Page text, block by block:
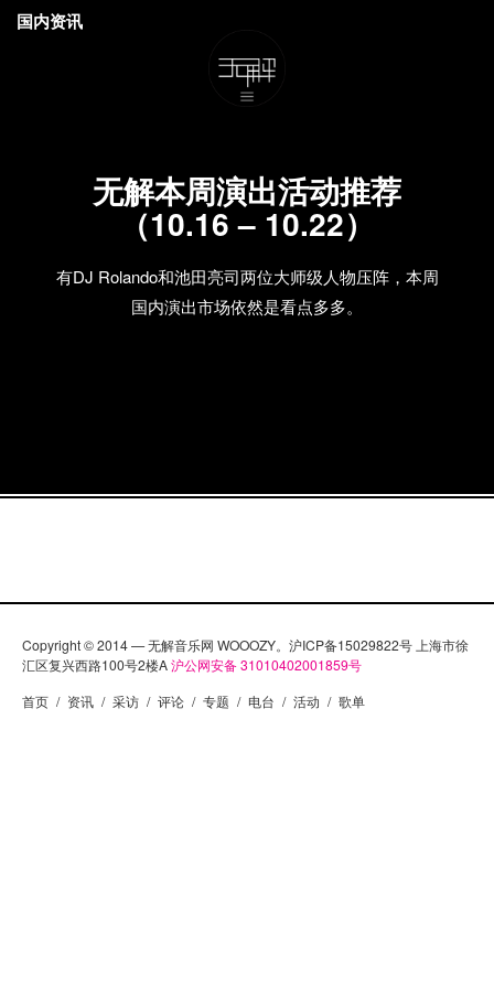
无解本周演出活动推荐
（10.16 – 10.22）
有DJ Rolando和池田亮司两位大师级人物压阵，本周
国内演出市场依然是看点多多。
国内资讯
Copyright © 2014 — 无解音乐网 WOOOZY。沪ICP备15029822号 上海市徐
汇区复兴西路100号2楼A沪公网安备 31010402001859号
首页 / 资讯 / 采访 / 评论 / 专题 / 电台 / 活动 / 歌单